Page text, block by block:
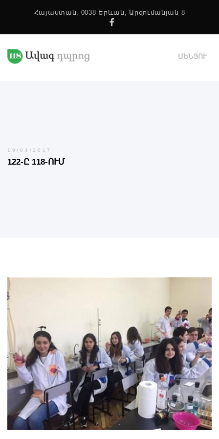
Հայաստան, 0038 Երևան, Արզումանյան 8
ՄԵՆՅՈՒ
19/04/2017
122-Ը 118-ՈՒՄ